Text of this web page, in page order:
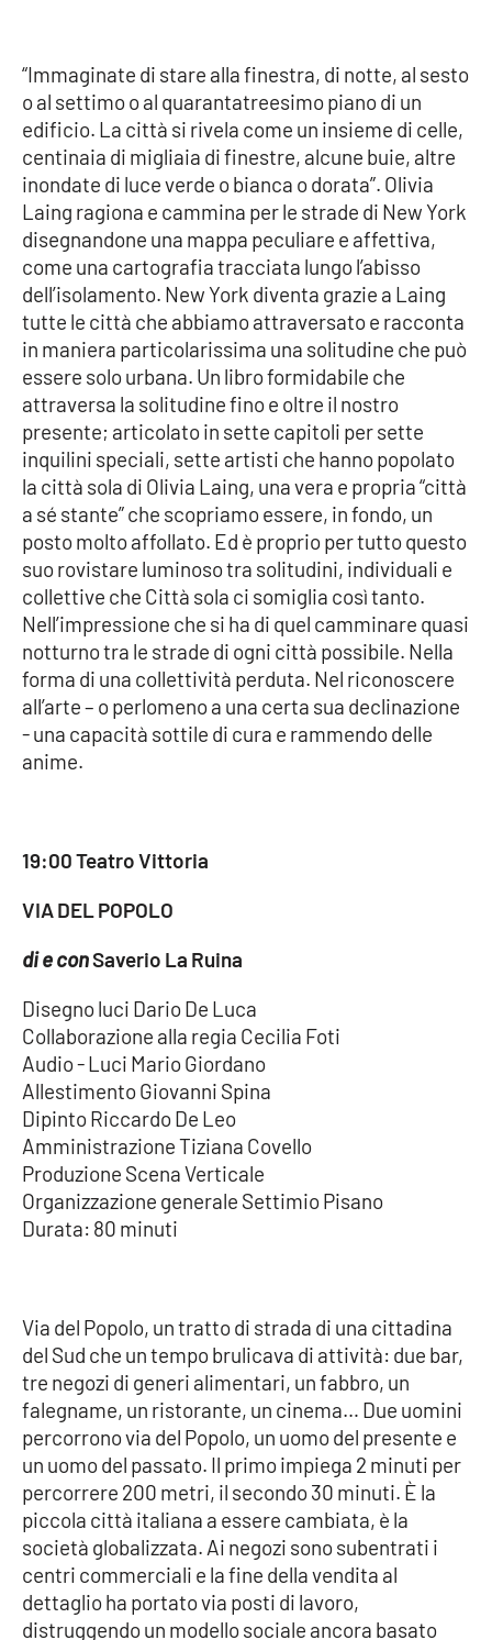
“Immaginate di stare alla finestra, di notte, al sesto
o al settimo o al quarantatreesimo piano di un
edificio. La città si rivela come un insieme di celle,
centinaia di migliaia di finestre, alcune buie, altre
inondate di luce verde o bianca o dorata”. Olivia
Laing ragiona e cammina per le strade di New York
disegnandone una mappa peculiare e affettiva,
come una cartografia tracciata lungo l’abisso
dell’isolamento. New York diventa grazie a Laing
tutte le città che abbiamo attraversato e racconta
in maniera particolarissima una solitudine che può
essere solo urbana. Un libro formidabile che
attraversa la solitudine fino e oltre il nostro
presente; articolato in sette capitoli per sette
inquilini speciali, sette artisti che hanno popolato
la città sola di Olivia Laing, una vera e propria “città
a sé stante” che scopriamo essere, in fondo, un
posto molto affollato. Ed è proprio per tutto questo
suo rovistare luminoso tra solitudini, individuali e
collettive che Città sola ci somiglia così tanto.
Nell’impressione che si ha di quel camminare quasi
notturno tra le strade di ogni città possibile. Nella
forma di una collettività perduta. Nel riconoscere
all’arte – o perlomeno a una certa sua declinazione
- una capacità sottile di cura e rammendo delle
anime.
19:00 Teatro Vittoria
VIA DEL POPOLO
di e conSaverio La Ruina
Disegno luci Dario De Luca
Collaborazione alla regia Cecilia Foti
Audio - Luci Mario Giordano
Allestimento Giovanni Spina
Dipinto Riccardo De Leo
Amministrazione Tiziana Covello
Produzione Scena Verticale
Organizzazione generale Settimio Pisano
Durata: 80 minuti
Via del Popolo, un tratto di strada di una cittadina
del Sud che un tempo brulicava di attività: due bar,
tre negozi di generi alimentari, un fabbro, un
falegname, un ristorante, un cinema… Due uomini
percorrono via del Popolo, un uomo del presente e
un uomo del passato. Il primo impiega 2 minuti per
percorrere 200 metri, il secondo 30 minuti. È la
piccola città italiana a essere cambiata, è la
società globalizzata. Ai negozi sono subentrati i
centri commerciali e la fine della vendita al
dettaglio ha portato via posti di lavoro,
distruggendo un modello sociale ancora basato